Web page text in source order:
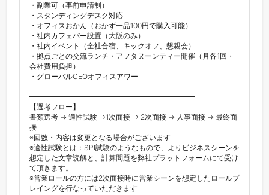
・副業可（事前申請制）
・スタンディングデスク対応
・オフィスおかん（おかず一品100円で購入可能）
・社内カフェバー設置（大阪のみ）
・社内イベント（全社合宿、キックオフ、懇親会）
・拠点ごとの交流ランチ・アフタヌーンティー開催（月各1回・
会社費用負担）
・グローバルCEOオフィスアワー
━━━━━━━━━━━━━━━━━━━━━━━
【選考フロー】
書類選考 → 適性試験 →1次面接 → 2次面接 → 人事面接 → 最終面
接
※回数・内容は変更となる場合がございます
※適性試験とは：SPI試験のようなもので、よりビジネスシーンを
想定した文章読解と、計算問題を弊社プラットフォームにて受け
て頂きます。
※営業ロールの方には2次面接時に営業シーンを想定したロールプ
レイングを行なっていただきます